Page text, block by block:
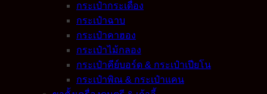
กระเป๋ากระเดื่อง
กระเป๋าฉาบ
กระเป๋าคาฮอง
กระเป๋าไม้กลอง
กระเป๋าคีย์บอร์ด & กระเป๋าเปียโน
กระเป๋าพิณ & กระเป๋าแคน